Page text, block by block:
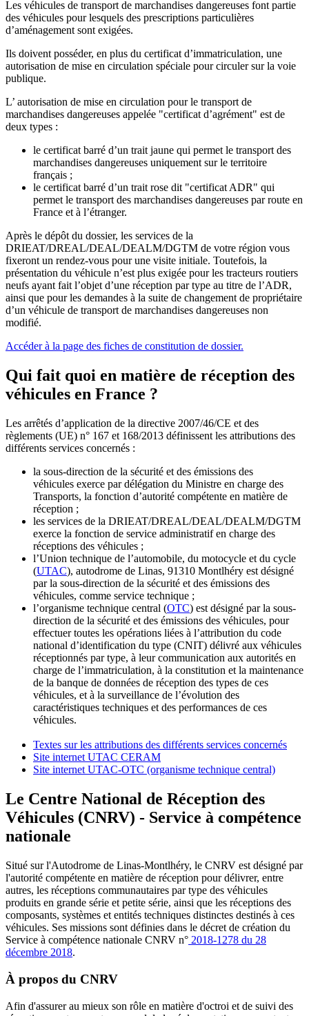
Les véhicules de transport de marchandises dangereuses font partie
des véhicules pour lesquels des prescriptions particulières
d’aménagement sont exigées.
Ils doivent posséder, en plus du certificat d’immatriculation, une
autorisation de mise en circulation spéciale pour circuler sur la voie
publique.
L’ autorisation de mise en circulation pour le transport de
marchandises dangereuses appelée "certificat d’agrément" est de
deux types :
le certificat barré d’un trait jaune qui permet le transport des
marchandises dangereuses uniquement sur le territoire
français ;
le certificat barré d’un trait rose dit "certificat ADR" qui
permet le transport des marchandises dangereuses par route en
France et à l’étranger.
Après le dépôt du dossier, les services de la
DRIEAT/DREAL/DEAL/DEALM/DGTM de votre région vous
fixeront un rendez-vous pour une visite initiale. Toutefois, la
présentation du véhicule n’est plus exigée pour les tracteurs routiers
neufs ayant fait l’objet d’une réception par type au titre de l’ADR,
ainsi que pour les demandes à la suite de changement de propriétaire
d’un véhicule de transport de marchandises dangereuses non
modifié.
Accéder à la page des fiches de constitution de dossier.
Qui fait quoi en matière de réception des
véhicules en France ?
Les arrêtés d’application de la directive 2007/46/CE et des
règlements (UE) n° 167 et 168/2013 définissent les attributions des
différents services concernés :
la sous-direction de la sécurité et des émissions des
véhicules exerce par délégation du Ministre en charge des
Transports, la fonction d’autorité compétente en matière de
réception ;
les services de la DRIEAT/DREAL/DEAL/DEALM/DGTM
exerce la fonction de service administratif en charge des
réceptions des véhicules ;
l’Union technique de l’automobile, du motocycle et du cycle
(UTAC), autodrome de Linas, 91310 Montlhéry est désigné
par la sous-direction de la sécurité et des émissions des
véhicules, comme service technique ;
l’organisme technique central (OTC) est désigné par la sous-
direction de la sécurité et des émissions des véhicules, pour
effectuer toutes les opérations liées à l’attribution du code
national d’identification du type (CNIT) délivré aux véhicules
réceptionnés par type, à leur communication aux autorités en
charge de l’immatriculation, à la constitution et la maintenance
de la banque de données de réception des types de ces
véhicules, et à la surveillance de l’évolution des
caractéristiques techniques et des performances de ces
véhicules.
Textes sur les attributions des différents services concernés
Site internet UTAC CERAM
Site internet UTAC-OTC (organisme technique central)
Le Centre National de Réception des
Véhicules (CNRV) - Service à compétence
nationale
Situé sur l'Autodrome de Linas-Montlhéry, le CNRV est désigné par
l'autorité compétente en matière de réception pour délivrer, entre
autres, les réceptions communautaires par type des véhicules
produits en grande série et petite série, ainsi que les réceptions des
composants, systèmes et entités techniques distinctes destinés à ces
véhicules. Ses missions sont définies dans le décret de création du
Service à compétence nationale CNRV n° 2018-1278 du 28
décembre 2018.
À propos du CNRV
Afin d'assurer au mieux son rôle en matière d'octroi et de suivi des